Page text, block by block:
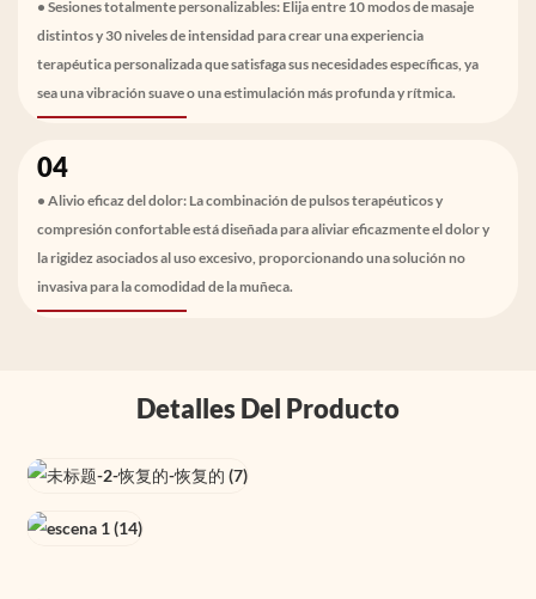
• Sesiones totalmente personalizables: Elija entre 10 modos de masaje
distintos y 30 niveles de intensidad para crear una experiencia
terapéutica personalizada que satisfaga sus necesidades específicas, ya
sea una vibración suave o una estimulación más profunda y rítmica.
04
• Alivio eficaz del dolor: La combinación de pulsos terapéuticos y
compresión confortable está diseñada para aliviar eficazmente el dolor y
la rigidez asociados al uso excesivo, proporcionando una solución no
invasiva para la comodidad de la muñeca.
Detalles Del Producto